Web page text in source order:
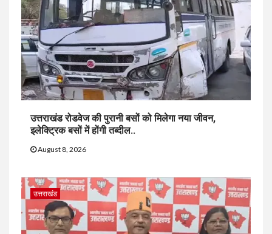
उत्तराखंड रोडवेज की पुरानी बसों को मिलेगा नया जीवन,
इलेक्ट्रिक बसों में होंगी तब्दील..
August 8, 2026
उत्तराखंड